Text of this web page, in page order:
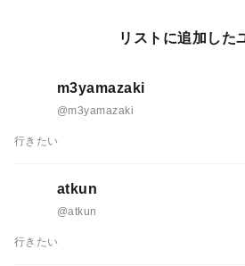
リストに追加した
m3yamazaki
@m3yamazaki
行きたい
atkun
@atkun
行きたい